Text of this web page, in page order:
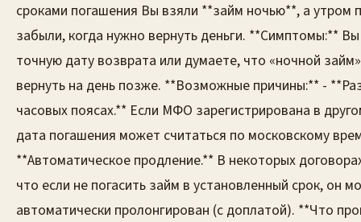
сроками погашения Вы взяли **займ ночью**, а утром
забыли, когда нужно вернуть деньги. **Симптомы:**
точную дату возврата или думаете, что «ночной
вернуть на день позже. **Возможные причины:** -
часовых поясах.** Если МФО зарегистрирована в
дата погашения может считаться по московскому
**Автоматическое продление.** В некоторых
что если не погасить займ в установленный срок, он
автоматически пролонгирован (с доплатой). **Что